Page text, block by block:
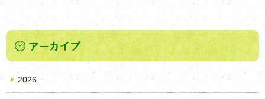
2026